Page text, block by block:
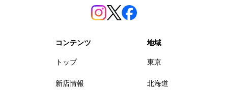
コンテンツ
トップ
新店情報
地域
東京
北海道